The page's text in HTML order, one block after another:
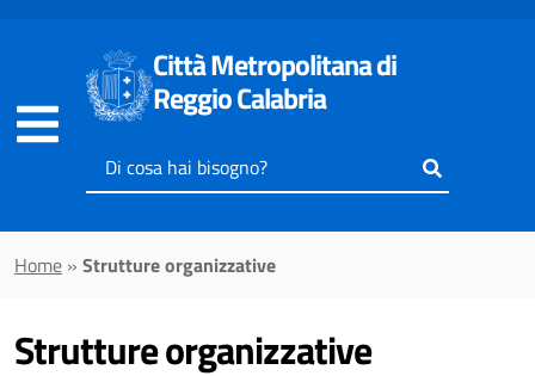
Città Metropolitana di
Reggio Calabria
Inserisci
il
cercare
Home » Strutture organizzative
Strutture organizzative